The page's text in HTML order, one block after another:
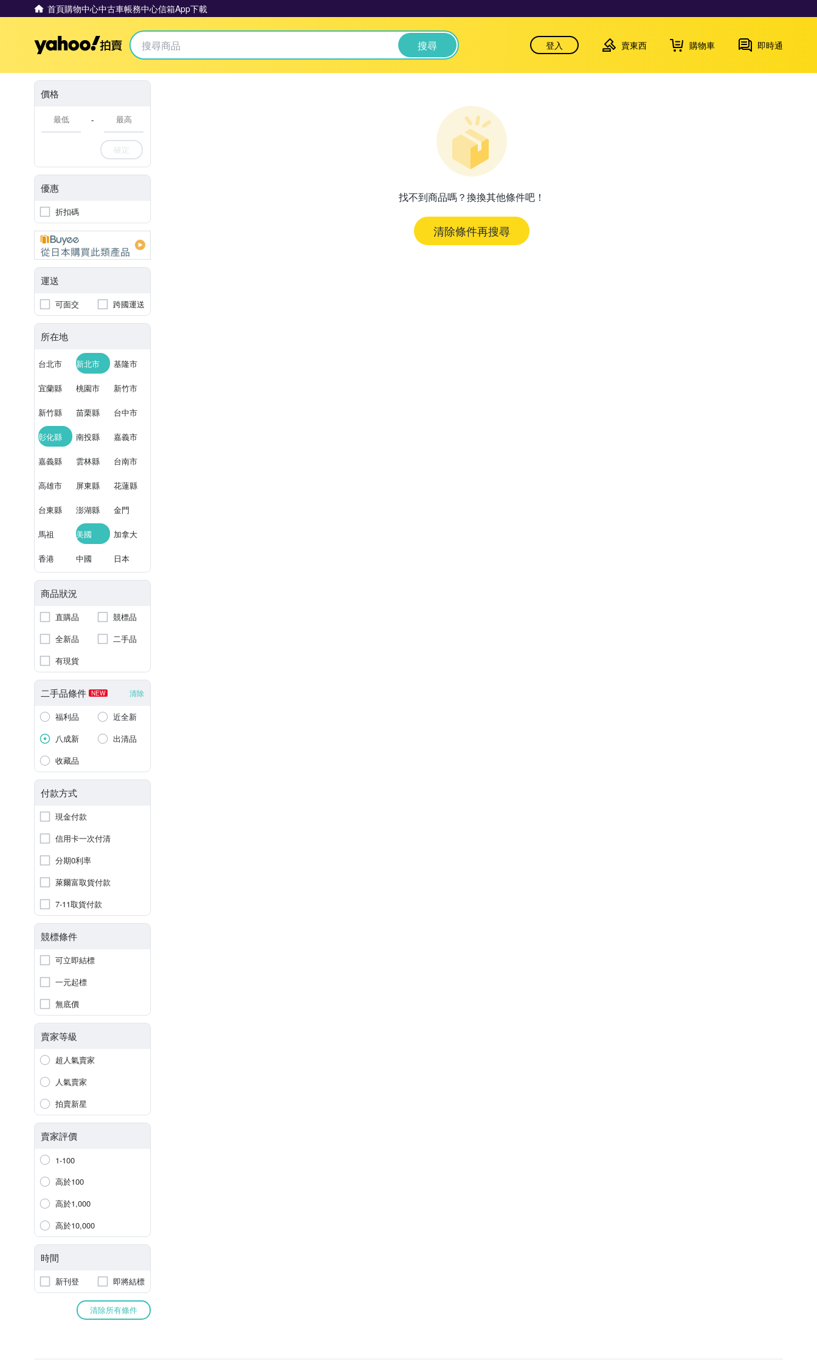
首頁購物中心中古車帳務中心信箱App下載
Yahoo拍賣 搜尋 登入 賣東西 購物車 即時通
價格
-
確定
優惠
折扣碼
運送
可面交 跨國運送
所在地
台北市 新北市 基隆市
宜蘭縣 桃園市 新竹市
新竹縣 苗栗縣 台中市
彰化縣 南投縣 嘉義市
嘉義縣 雲林縣 台南市
高雄市 屏東縣 花蓮縣
台東縣 澎湖縣 金門
馬祖 美國 加拿大
香港 中國 日本
商品狀況
直購品
競標品
全新品
二手品
有現貨
二手品條件 NEW 清除
福利品
近全新
八成新
出清品
收藏品
付款方式
現金付款
信用卡一次付清
分期0利率
萊爾富取貨付款
7-11取貨付款
競標條件
可立即結標
一元起標
無底價
賣家等級
超人氣賣家
人氣賣家
拍賣新星
賣家評價
1-100
高於100
高於1,000
高於10,000
時間
新刊登 即將結標
清除所有條件
找不到商品嗎？換換其他條件吧！
清除條件再搜尋